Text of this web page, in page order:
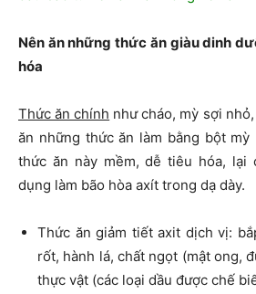
Nên ăn những thức ăn giàu dinh
hóa
Thức ăn chính như cháo, mỳ sợi
ăn những thức ăn làm bằng bột
thức ăn này mềm, dễ tiêu hóa, lại
dụng làm bão hòa axít trong dạ dày.
Thức ăn giảm tiết axit dịch vị:
rốt, hành lá, chất ngọt (mật ong,
thực vật (các loại dầu được chế